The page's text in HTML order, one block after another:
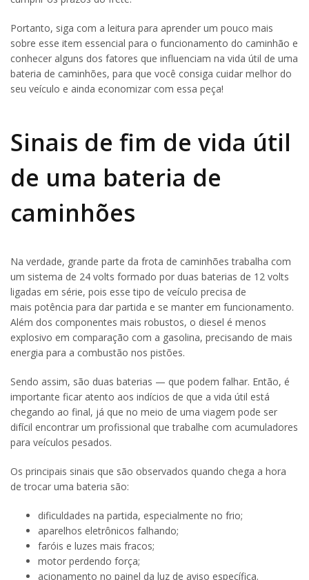
Portanto, siga com a leitura para aprender um pouco mais
sobre esse item essencial para o funcionamento do caminhão e
conhecer alguns dos fatores que influenciam na vida útil de uma
bateria de caminhões, para que você consiga cuidar melhor do
seu veículo e ainda economizar com essa peça!
Sinais de fim de vida útil
de uma bateria de
caminhões
Na verdade, grande parte da frota de caminhões trabalha com
um sistema de 24 volts formado por duas baterias de 12 volts
ligadas em série, pois esse tipo de veículo precisa de
mais potência para dar partida e se manter em funcionamento.
Além dos componentes mais robustos, o diesel é menos
explosivo em comparação com a gasolina, precisando de mais
energia para a combustão nos pistões.
Sendo assim, são duas baterias — que podem falhar. Então, é
importante ficar atento aos indícios de que a vida útil está
chegando ao final, já que no meio de uma viagem pode ser
difícil encontrar um profissional que trabalhe com acumuladores
para veículos pesados.
Os principais sinais que são observados quando chega a hora
de trocar uma bateria são:
dificuldades na partida, especialmente no frio;
aparelhos eletrônicos falhando;
faróis e luzes mais fracos;
motor perdendo força;
acionamento no painel da luz de aviso específica.